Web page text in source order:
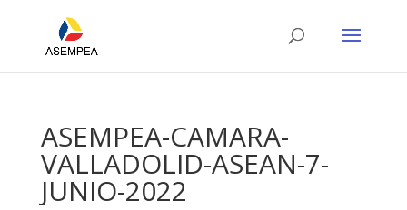
ASEMPEA-CAMARA-
VALLADOLID-ASEAN-7-
JUNIO-2022